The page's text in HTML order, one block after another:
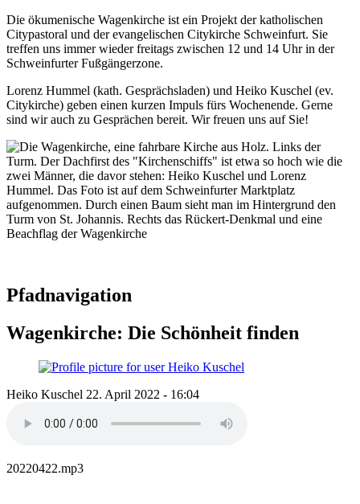
Die ökumenische Wagenkirche ist ein Projekt der katholischen
Citypastoral und der evangelischen Citykirche Schweinfurt. Sie
treffen uns immer wieder freitags zwischen 12 und 14 Uhr in der
Schweinfurter Fußgängerzone.
Lorenz Hummel (kath. Gesprächsladen) und Heiko Kuschel (ev.
Citykirche) geben einen kurzen Impuls fürs Wochenende. Gerne
sind wir auch zu Gesprächen bereit. Wir freuen uns auf Sie!
Pfadnavigation
Wagenkirche: Die Schönheit finden
Heiko Kuschel 22. April 2022 - 16:04
20220422.mp3